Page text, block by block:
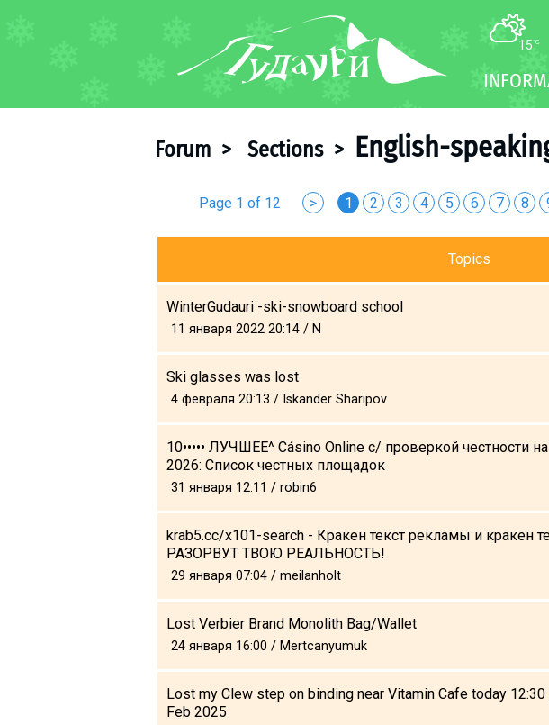
15°C
Forum > Sections> English-
Page 1 of 12 > 1 2 3 4 5 6 7 8
Topics
WinterGudauri -ski-snowboard school
11 января 2022 20:14 / N
Ski glasses was lost
4 февраля 20:13 / Iskander Sharipov
10••••• ЛУЧШЕЕ^ Cásino Online с/ проверкой честности
2026: Список честных площадок
31 января 12:11 / robin6
krab5.cc/x101-search - Кракен текст рекламы и кракен
РАЗОРВУТ ТВОЮ РЕАЛЬНОСТЬ!
29 января 07:04 / meilanholt
Lost Verbier Brand Monolith Bag/Wallet
24 января 16:00 / Mertcanyumuk
Lost my Clew step on binding near Vitamin Cafe today 12:30
Feb 2025
Events schedule
Join telegram
Gudauri
INFO